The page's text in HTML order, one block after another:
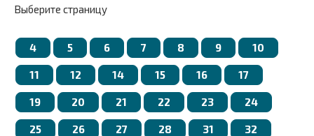
Выберите страницу
4 5 6 7 8 9 10
11 12 14 15 16 17
19 20 21 22 23 24
25 26 27 28 31 32